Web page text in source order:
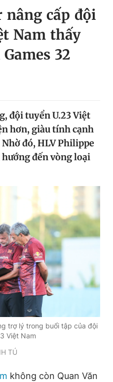
Magazine
Bạn cần biết
Liên hệ quảng cáo
nâng cấp đội
Nam thấy
32
đội tuyển U.23 Việt
hơn, giàu tính cạnh
đó, HLV Philippe
đến vòng loại
trợ lý trong buổi tập của đội
Việt Nam
TÚ
không còn Quan Văn